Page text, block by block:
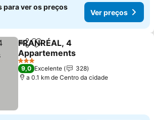
para ver os preços
Ver preços
PartilharAdicionar aos favoritos
FRANRÉAL, 4
Appartements
3 Estrelas
9,0 Excelente
328
a 0.1 km de Centro da cidade